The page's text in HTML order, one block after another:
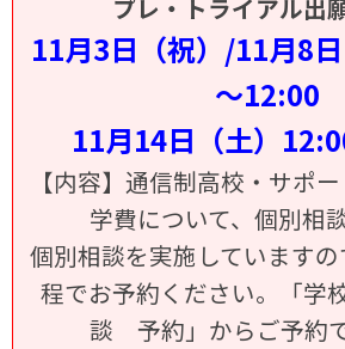
プレ・トライアル出
11月3日（祝）/11月8
～12:00
11月14日（土）
【内容】通信制高校・サポー
学費について、個別相
個別相談を実施しています
程でお予約ください。「学
談 予約」からご予約で